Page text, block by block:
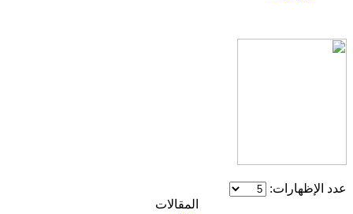
عدد الإظهارات:
المقالات